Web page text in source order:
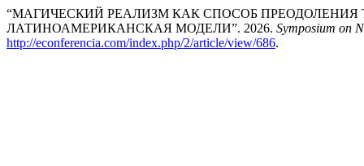
“МАГИЧЕСКИЙ РЕАЛИЗМ КАК СПОСОБ
ЛАТИНОАМЕРИКАНСКАЯ МОДЕЛИ”. 2026. Symposium on
http://econferencia.com/index.php/2/article/view/686.